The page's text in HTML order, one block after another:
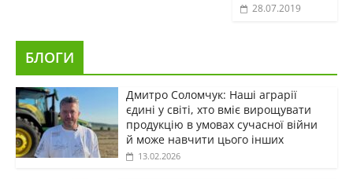
28.07.2019
БЛОГИ
Дмитро Соломчук: Наші аграрії
єдині у світі, хто вміє вирощувати
продукцію в умовах сучасної війни
й може навчити цього інших
13.02.2026